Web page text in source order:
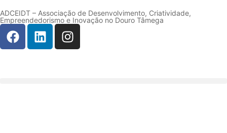
ADCEIDT – Associação de Desenvolvimento, Criatividade,
Empreendedorismo e Inovação no Douro Tâmega